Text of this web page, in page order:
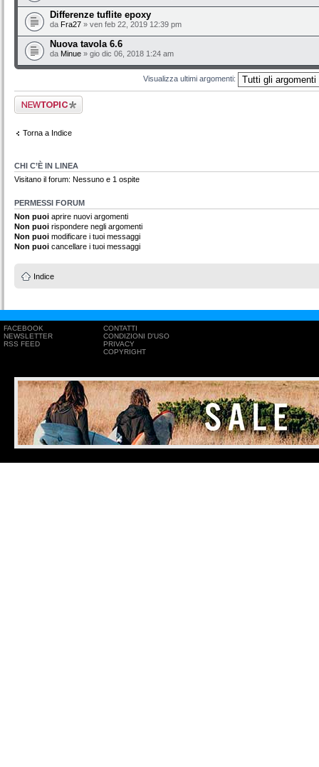
Differenze tuflite epoxy
da Fra27 » ven feb 22, 2019 12:39 pm
Nuova tavola 6.6
da Minue » gio dic 06, 2018 1:24 am
Visualizza ultimi argomenti:
Scrivi un nuovo
argomento
Torna a Indice
CHI C’È IN LINEA
Visitano il forum: Nessuno e 1 ospite
PERMESSI FORUM
Non puoi aprire nuovi argomenti
Non puoi rispondere negli argomenti
Non puoi modificare i tuoi messaggi
Non puoi cancellare i tuoi messaggi
Indice
FACEBOOK
NEWSLETTER
RSS FEED
CONTATTI
CONDIZIONI D'USO
PRIVACY
COPYRIGHT